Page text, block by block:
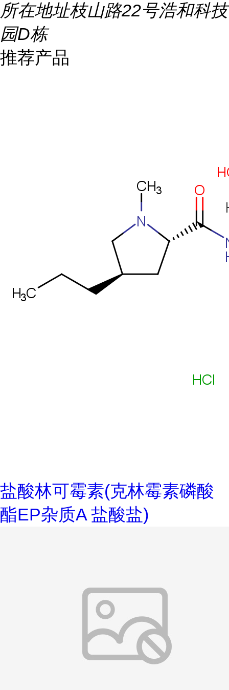
所在地址枝山路22号浩和科技
园D栋
推荐产品
盐酸林可霉素(克林霉素磷酸
酯EP杂质A 盐酸盐)